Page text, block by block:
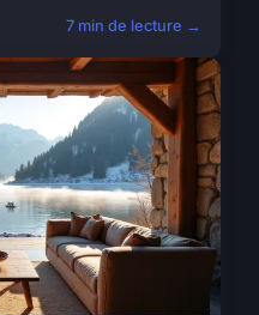
7 min de lecture →